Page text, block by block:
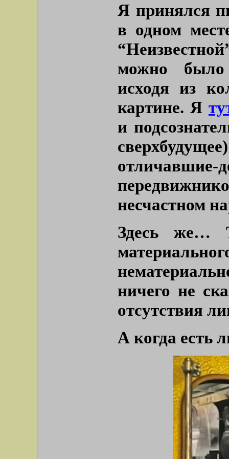
Я принялся
в одном
можно было
исходя из
картине. Я
и
отличавшие-
несчастном
Здесь же…
ничего не
отсутствия
А когда есть